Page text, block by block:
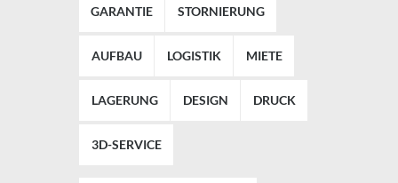
GARANTIE STORNIERUNG
AUFBAU LOGISTIK MIETE
LAGERUNG DESIGN DRUCK
3D-SERVICE